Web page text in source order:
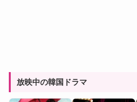
放映中の韓国ドラマ